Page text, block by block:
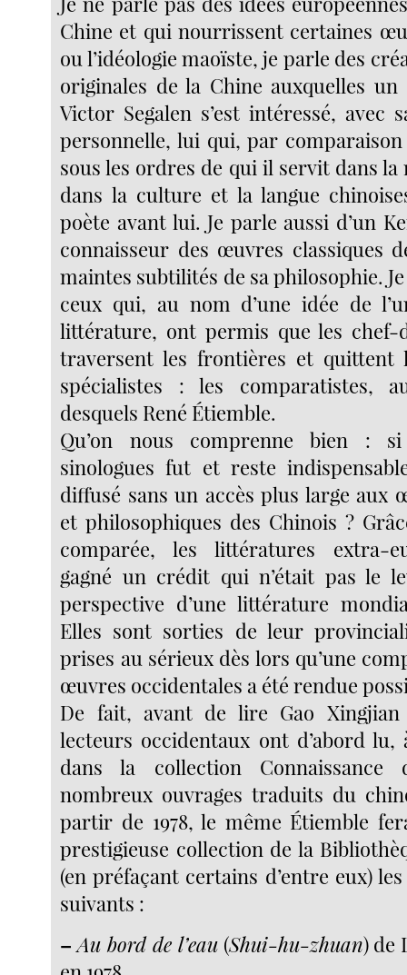
Chine et qui nourrissent certaines
ou l’idéologie maoïste, je parle des
originales de la Chine auxquelles
Victor Segalen s’est intéressé, avec
personnelle, lui qui, par
sous les ordres de qui il servit dans la
dans la culture et la langue
poète avant lui. Je parle aussi d’un
connaisseur des œuvres classiques
maintes subtilités de sa philosophie.
ceux qui, au nom d’une idée de
littérature, ont permis que les chef-
traversent les frontières et quittent
spécialistes : les comparatistes,
desquels René Étiemble.
Qu’on nous comprenne bien :
sinologues fut et reste
diffusé sans un accès plus large aux
et philosophiques des Chinois ?
comparée, les littératures extra-
gagné un crédit qui n’était pas le
perspective d’une littérature
Elles sont sorties de leur
prises au sérieux dès lors qu’une
œuvres occidentales a été rendue
De fait, avant de lire Gao
lecteurs occidentaux ont d’abord lu,
dans la collection Connaissance
nombreux ouvrages traduits du
partir de 1978, le même Étiemble
prestigieuse collection de la
(en préfaçant certains d’entre eux)
suivants :
– Au bord de l’eau(Shui-hu-zhuan) de